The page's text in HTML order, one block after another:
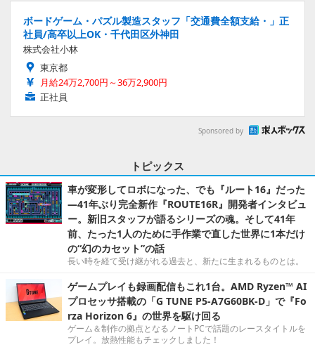
ボードゲーム・パズル製造スタッフ「交通費全額支給・」正
社員/高卒以上OK・千代田区外神田
株式会社小林
東京都
月給24万2,700円～36万2,900円
正社員
Sponsored by
トピックス
車が変形してロボになった、でも『ルート16』だった
―41年ぶり完全新作『ROUTE16R』開発者インタビュ
ー。新旧スタッフが語るシリーズの魂。そして41年
前、たった1人のために手作業で直した世界に1本だけ
の“幻のカセット”の話
長い時を経て受け継がれる過去と、新たに生まれるものとは。
ゲームプレイも録画配信もこれ1台。AMD Ryzen™ AI
プロセッサ搭載の「G TUNE P5-A7G60BK-D」で『Fo
rza Horizon 6』の世界を駆け回る
ゲーム＆制作の拠点となるノートPCで話題のレースタイトルを
プレイ。放熱性能もチェックしました！